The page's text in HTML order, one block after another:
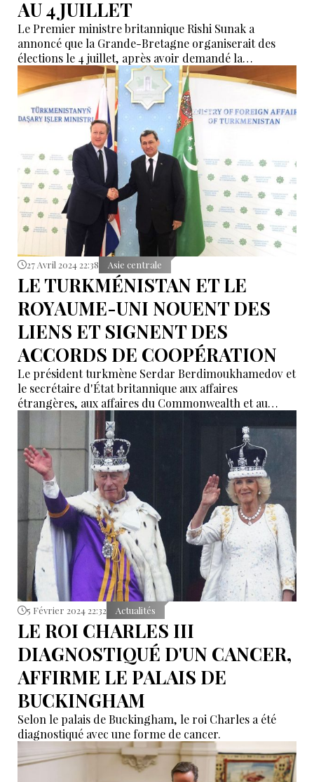
AU 4 JUILLET
Le Premier ministre britannique Rishi Sunak a
annoncé que la Grande-Bretagne organiserait des
élections le 4 juillet, après avoir demandé la
dissolution du parlement.
27 Avril 2024 22:38 Asie centrale
LE TURKMÉNISTAN ET LE
ROYAUME-UNI NOUENT DES
LIENS ET SIGNENT DES
ACCORDS DE COOPÉRATION
Le président turkmène Serdar Berdimoukhamedov et
le secrétaire d'État britannique aux affaires
étrangères, aux affaires du Commonwealth et au
développement David Cameron ont discuté de la
croissance dynamique du commerce bilatéral.
5 Février 2024 22:32 Actualités
LE ROI CHARLES III
DIAGNOSTIQUÉ D'UN CANCER,
AFFIRME LE PALAIS DE
BUCKINGHAM
Selon le palais de Buckingham, le roi Charles a été
diagnostiqué avec une forme de cancer.